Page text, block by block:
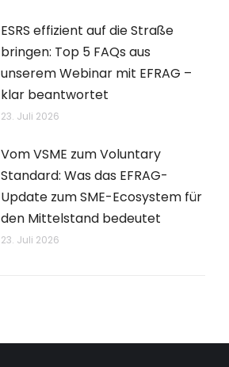
ESRS effizient auf die Straße
bringen: Top 5 FAQs aus
unserem Webinar mit EFRAG –
klar beantwortet
23. Juli 2026
Vom VSME zum Voluntary
Standard: Was das EFRAG-
Update zum SME-Ecosystem für
den Mittelstand bedeutet
23. Juli 2026